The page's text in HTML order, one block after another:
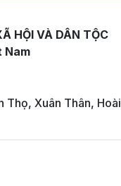
HỘI VÀ DÂN TỘC
Nam
Thọ, Xuân Thân, Hoài